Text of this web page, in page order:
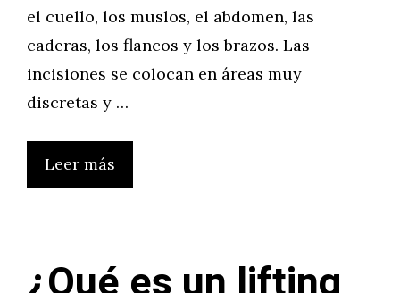
el cuello, los muslos, el abdomen, las
caderas, los flancos y los brazos. Las
incisiones se colocan en áreas muy
discretas y …
Leer más